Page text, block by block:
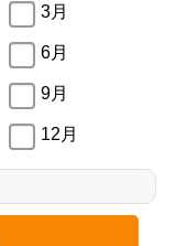
3月
6月
9月
12月